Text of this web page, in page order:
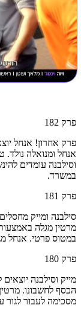
פרק 182
פרק אחרון! אנחל
אנחל ומנואלה
וסילבנה עומדים
במשרד.
פרק 181
סילבנה ומייק
מרטין מגלה
במטוס פרטי. אנחל
פרק 180
מייק וסילבנה
הכסף לחשבונו.
מסכימה לעבור